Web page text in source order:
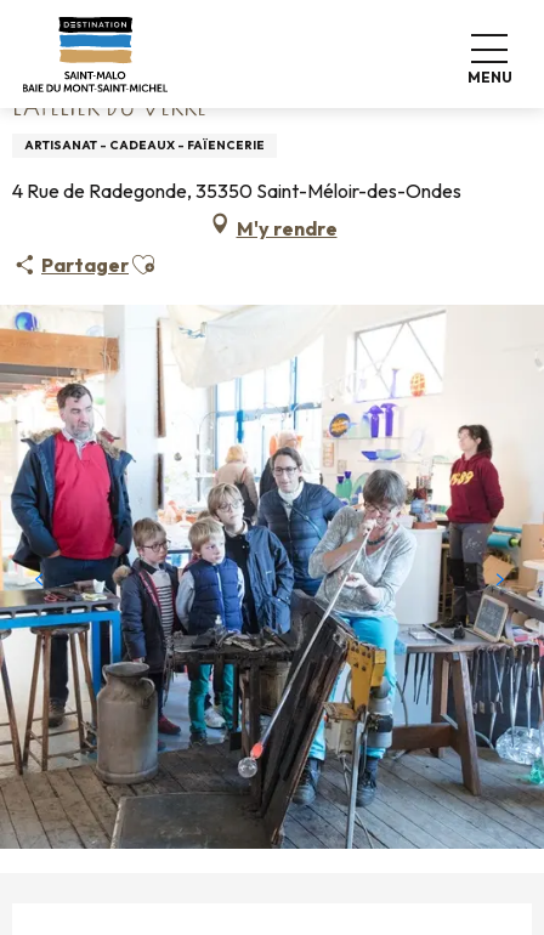
contenu
principal
MENU
Accueil L'Atelier du Verre
L'ATELIER DU VERRE
ARTISANAT - CADEAUX - FAÏENCERIE
4 Rue de Radegonde, 35350 Saint-Méloir-des-Ondes
M'y rendre
PartagerAjouter aux favoris